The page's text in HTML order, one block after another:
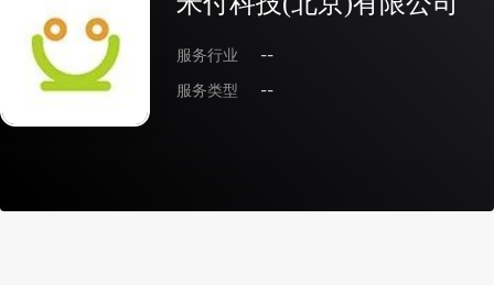
服务行业
--
服务类型
--